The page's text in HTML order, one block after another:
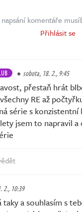
komentáře
Přihlásit se
sobota, 18. 2., 9:45
přestaň hrát
RE až
série s konzistentní
jsem to napravil
2., 10:39
a souhlasím s